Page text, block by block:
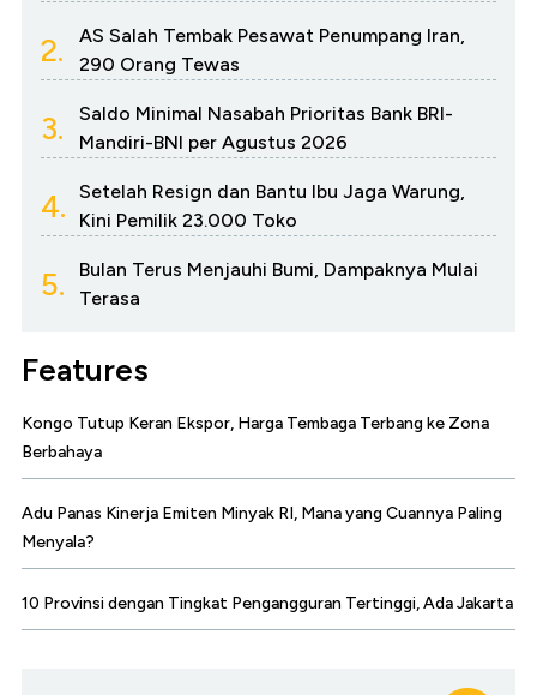
2.
AS Salah Tembak Pesawat Penumpang Iran,
290 Orang Tewas
3.
Saldo Minimal Nasabah Prioritas Bank BRI-
Mandiri-BNI per Agustus 2026
4.
Setelah Resign dan Bantu Ibu Jaga Warung,
Kini Pemilik 23.000 Toko
5.
Bulan Terus Menjauhi Bumi, Dampaknya Mulai
Terasa
Features
Kongo Tutup Keran Ekspor, Harga Tembaga Terbang ke Zona
Berbahaya
Adu Panas Kinerja Emiten Minyak RI, Mana yang Cuannya Paling
Menyala?
10 Provinsi dengan Tingkat Pengangguran Tertinggi, Ada Jakarta